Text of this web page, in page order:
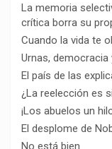
La memoria
crítica borra su
Cuando la vida te
Urnas,
El país de las
¿La reelección es
¡Los abuelos un
El desplome de
No está bien